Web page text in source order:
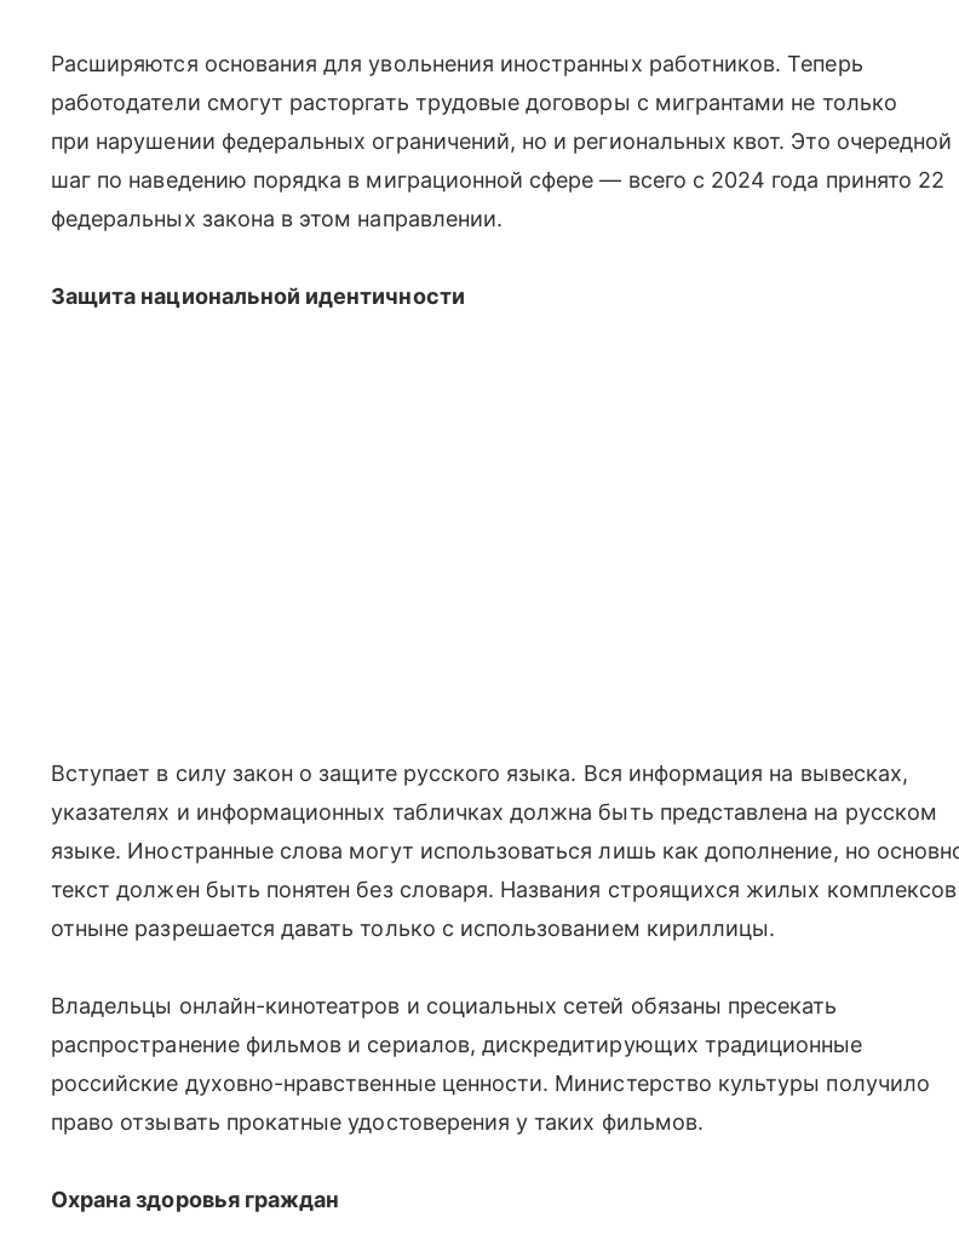
Расширяются основания для увольнения иностранных работников. Теперь
работодатели смогут расторгать трудовые договоры с мигрантами не только
при нарушении федеральных ограничений, но и региональных квот. Это очередной
шаг по наведению порядка в миграционной сфере — всего с 2024 года принято 22
федеральных закона в этом направлении.
Защита национальной идентичности
Вступает в силу закон о защите русского языка. Вся информация на вывесках,
указателях и информационных табличках должна быть представлена на русском
языке. Иностранные слова могут использоваться лишь как дополнение, но
текст должен быть понятен без словаря. Названия строящихся жилых комплексов
отныне разрешается давать только с использованием кириллицы.
Владельцы онлайн-кинотеатров и социальных сетей обязаны пресекать
распространение фильмов и сериалов, дискредитирующих традиционные
российские духовно-нравственные ценности. Министерство культуры получило
право отзывать прокатные удостоверения у таких фильмов.
Охрана здоровья граждан